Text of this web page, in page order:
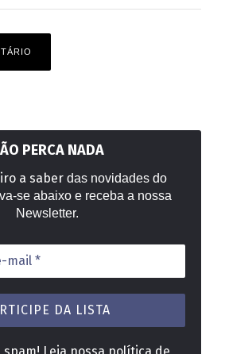
PERCA NADA
a saber das novidades do
se abaixo e receba a nossa
Newsletter.